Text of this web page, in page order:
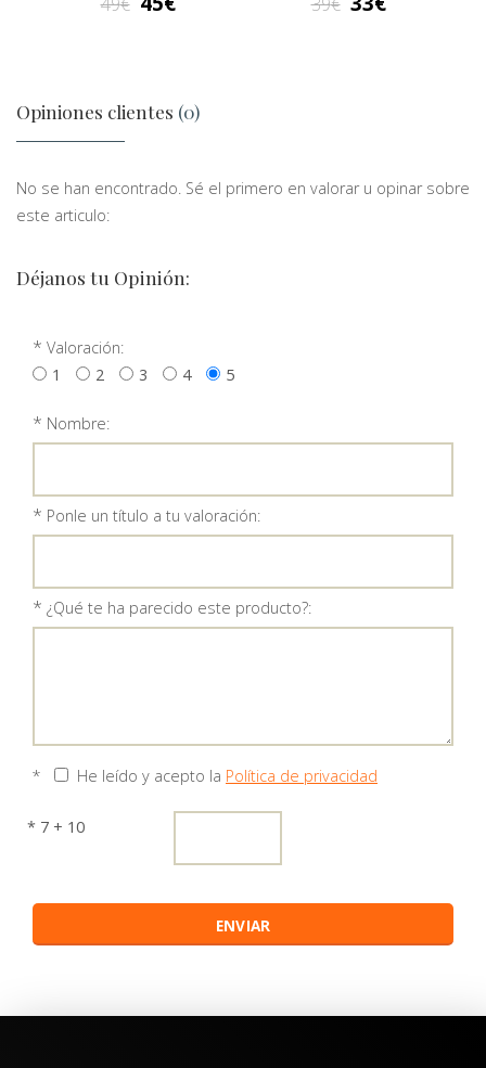
Opiniones clientes (0)
No se han encontrado. Sé el primero en valorar u opinar sobre
este articulo:
Déjanos tu Opinión:
* Valoración:
1
2 3 4 5
* Nombre:
* Ponle un título a tu valoración:
* ¿Qué te ha parecido este producto?:
* He leído y acepto la Política de privacidad
* 7 + 10